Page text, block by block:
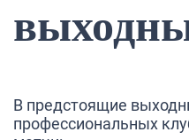
В предстоящие
профессиональных